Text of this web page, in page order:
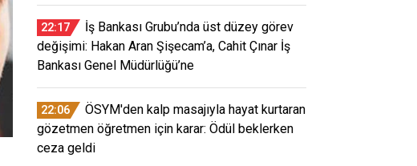
22:17
İş Bankası Grubu’nda üst düzey görev
değişimi: Hakan Aran Şişecam’a, Cahit Çınar İş
Bankası Genel Müdürlüğü’ne
22:06
ÖSYM'den kalp masajıyla hayat kurtaran
gözetmen öğretmen için karar: Ödül beklerken
ceza geldi